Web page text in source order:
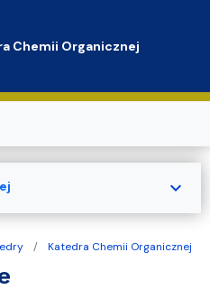
Chemii Organicznej
Katedra Chemii Organicznej
expand_more